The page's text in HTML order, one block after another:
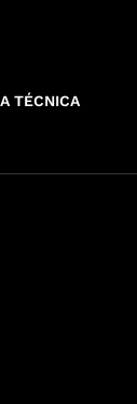
TÉCNICA